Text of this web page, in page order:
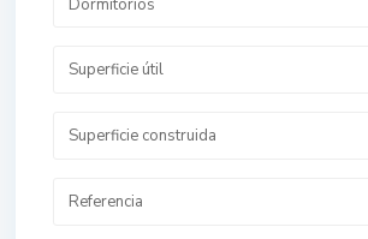
Dormitorios